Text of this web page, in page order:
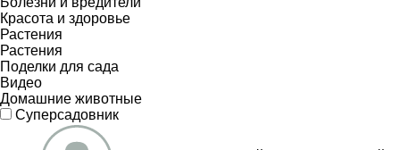
Красота и здоровье
Растения
Растения
Поделки для сада
Видео
Домашние животные
Суперсадовник